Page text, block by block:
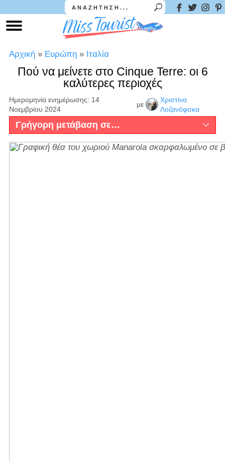
Αρχική » Ευρώπη » Ιταλία
Πού να μείνετε στο Cinque Terre: οι 6
καλύτερες περιοχές
Ημερομηνία ενημέρωσης: 14
Νοεμβρίου 2024
με
Χριστίνα
Λοζανόφσκα
Γρήγορη μετάβαση σε…